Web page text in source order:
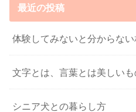
最近の投稿
体験してみないと分からな
文字とは、言葉とは美しい
シニア犬との暮らし方